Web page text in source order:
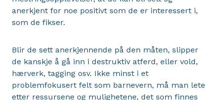
anerkjent for noe positivt som de er interessert i,
som de fikser.
Blir de sett anerkjennende på den måten, slipper
de kanskje å gå inn i destruktiv atferd, eller vold,
hærverk, tagging osv. Ikke minst i et
problemfokusert felt som barnevern, må man lete
etter ressursene og mulighetene, det som finnes